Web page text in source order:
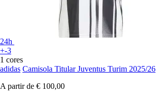
24h
+-3
1 cores
adidas Camisola Titular Juventus Turim 2025/26
A partir de € 100,00